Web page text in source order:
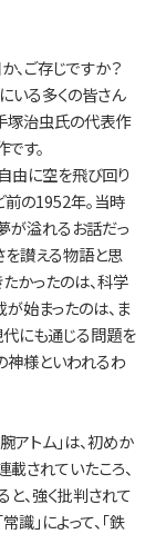
、ご存じですか？
にいる多くの皆さん
塚治虫氏の代表作
す。
由に空を飛び回り
前の1952年。当時
が溢れるお話だっ
を讃える物語と思
かったのは、科学
始まったのは、ま
代にも通じる問題を
神様といわれるわ
アトム」は、初めか
されていたころ、
、強く批判されて
識」によって、「鉄